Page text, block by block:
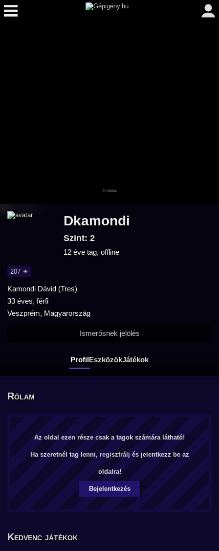
Dkamondi
Szint: 2
12 éve tag, offline
207 ☀
Kamondi Dávid (Tres)
33 éves, férfi
Veszprém, Magyarország
ProfilEszközökJátékok
Ismerősnek jelölés
Rólam
Az oldal ezen része csak a tagok számára látható!
Ha szeretnél tag lenni, regisztrálj és jelentkezz be az
oldalra!
Bejelentkezés
Kedvenc játékok